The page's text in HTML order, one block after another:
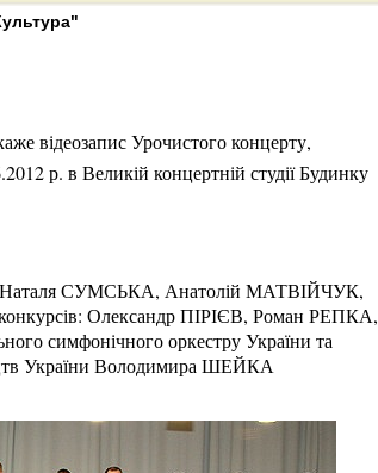
відеозапис Урочистого концерту,
р. в Великій концертній студії Будинку
Наталя СУМСЬКА, Анатолій МАТВІЙЧУК,
Олександр ПІРІЄВ, Роман РЕПКА,
симфонічного оркестру України та
України Володимира ШЕЙКА